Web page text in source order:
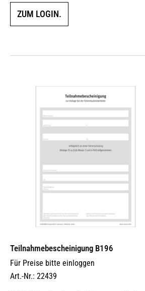
ZUM LOGIN.
Teilnahmebescheinigung B196
Für Preise bitte einloggen
Art.-Nr.: 22439